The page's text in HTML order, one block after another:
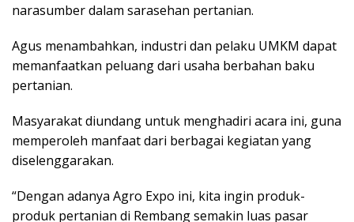
narasumber dalam sarasehan pertanian.
Agus menambahkan, industri dan pelaku UMKM dapat
memanfaatkan peluang dari usaha berbahan baku
pertanian.
Masyarakat diundang untuk menghadiri acara ini, guna
memperoleh manfaat dari berbagai kegiatan yang
diselenggarakan.
“Dengan adanya Agro Expo ini, kita ingin produk-
produk pertanian di Rembang semakin luas pasar